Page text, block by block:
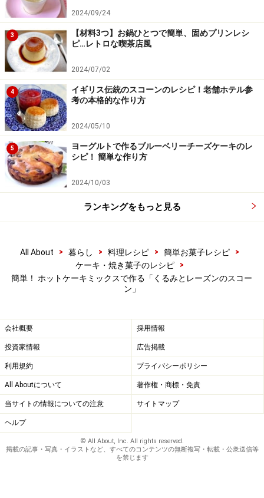
ワンポイントアドバイス
バターが溶けないうちに手早く生地に混ぜ込んで、サラ
にマーガリンでも使用できます。
※記事内容は執筆時点のものです。最新の内容をご確認くださ
い。
※衛生面および保存状態に起因して食中毒や体調不良を引き起こ
す場合があります。必ず清潔な状態で、正しい方法で行い、なる
べく早めにお召し上がりください。また、持ち運びの際は保存方
法に注意してください。
【編集部おすすめの購入サイト】
2024/09/24
3
【材料3つ】お鍋ひとつで簡単、固めプリンレシ
ピ…レトロな喫茶店風
2024/07/02
4
イギリス伝統のスコーンのレシピ！老舗ホテル参
考の本格的な作り方
2024/05/10
5
ヨーグルトで作るブルーベリーチーズケーキのレ
シピ！ 簡単な作り方
2024/10/03
ランキングをもっと見る
All About > 暮らし > 料理レシピ > 簡単お菓子レシピ
>
ケーキ・焼き菓子のレシピ
>
簡単！ ホットケーキミックスで作る「くるみとレーズンのスコー
ン」
会社概要 採用情報
投資家情報 広告掲載
利用規約 プライバシーポリシー
All Aboutについて 著作権・商標・免責
当サイトの情報についての注意 サイトマップ
ヘルプ
© All About, Inc. All rights reserved.
掲載の記事・写真・イラストなど、すべてのコンテンツの無断複写・転載・公衆送信等
を禁じます